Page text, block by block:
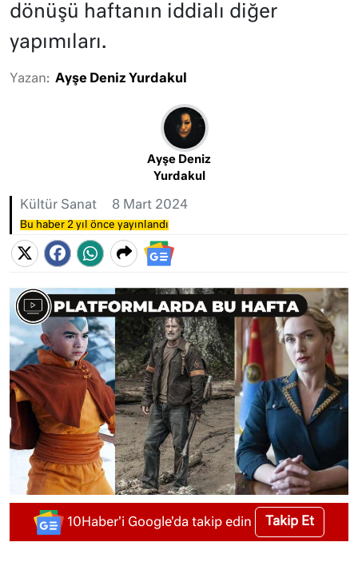
dönüşü haftanın iddialı diğer
yapımıları.
Yazan: Ayşe Deniz Yurdakul
Ayşe Deniz
Yurdakul
Kültür Sanat 8 Mart 2024
Bu haber 2 yıl önce yayınlandı
10Haber'i Google'da takip edin Takip Et